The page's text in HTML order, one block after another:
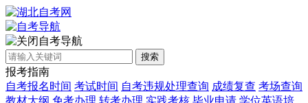
自考导航
搜索
报考指南
自考报名时间 考试时间 自考违规处理查询 成绩复查 考场查询
教材大纲 免考办理 转考办理 实践考核 毕业申请 学位英语培